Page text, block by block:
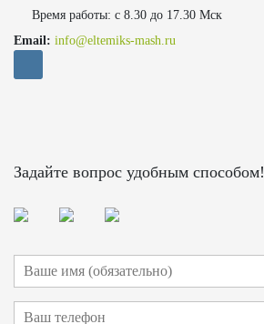
Время работы: с 8.30 до 17.30 Мск
Email: info@eltemiks-mash.ru
Задайте вопрос удобным способом!